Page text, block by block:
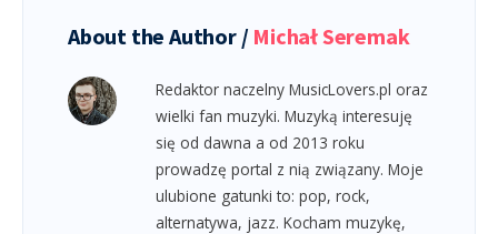
About the Author / Michał Seremak
Redaktor naczelny MusicLovers.pl oraz
wielki fan muzyki. Muzyką interesuję
się od dawna a od 2013 roku
prowadzę portal z nią związany. Moje
ulubione gatunki to: pop, rock,
alternatywa, jazz. Kocham muzykę,